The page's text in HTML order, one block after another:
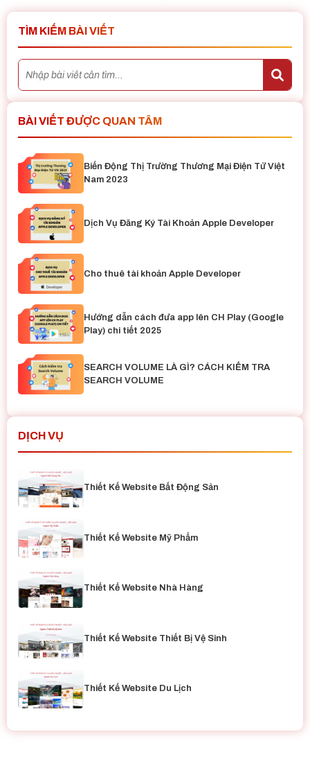
TÌM KIẾM BÀI VIẾT
BÀI VIẾT ĐƯỢC QUAN TÂM
Biến Động Thị Trường Thương Mại Điện Tử Việt
Nam 2023
Dịch Vụ Đăng Ký Tài Khoản Apple Developer
Cho thuê tài khoản Apple Developer
Hướng dẫn cách đưa app lên CH Play (Google
Play) chi tiết 2025
SEARCH VOLUME LÀ GÌ? CÁCH KIỂM TRA
SEARCH VOLUME
DỊCH VỤ
Thiết Kế Website Bất Động Sản
Thiết Kế Website Mỹ Phẩm
Thiết Kế Website Nhà Hàng
Thiết Kế Website Thiết Bị Vệ Sinh
Thiết Kế Website Du Lịch